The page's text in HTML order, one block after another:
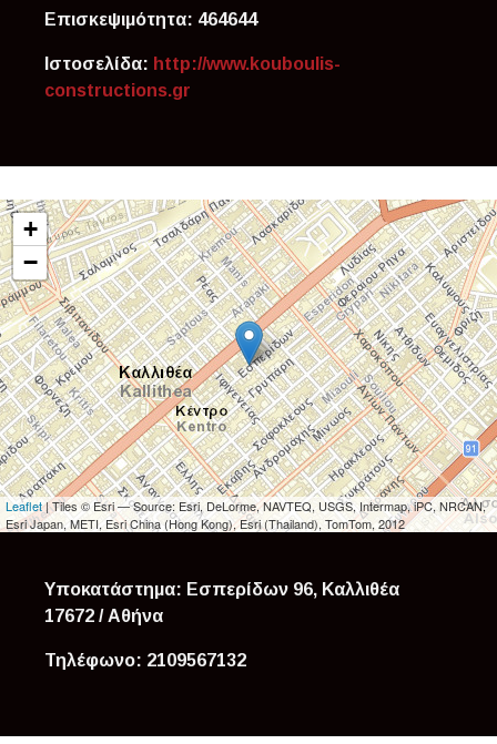
Επισκεψιμότητα: 464644
Ιστοσελίδα: http://www.kouboulis-
constructions.gr
+
−
Leaflet| Tiles © Esri — Source: Esri, DeLorme, NAVTEQ, USGS, Intermap, iPC, NRCAN,
Esri Japan, METI, Esri China (Hong Kong), Esri (Thailand), TomTom, 2012
Υποκατάστημα: Εσπερίδων 96, Καλλιθέα
17672 / Αθήνα
Τηλέφωνο: 2109567132